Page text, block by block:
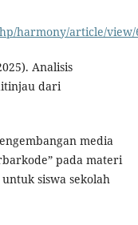
harmony/article/view/
Analisis
dari
media
pada materi
siswa sekolah